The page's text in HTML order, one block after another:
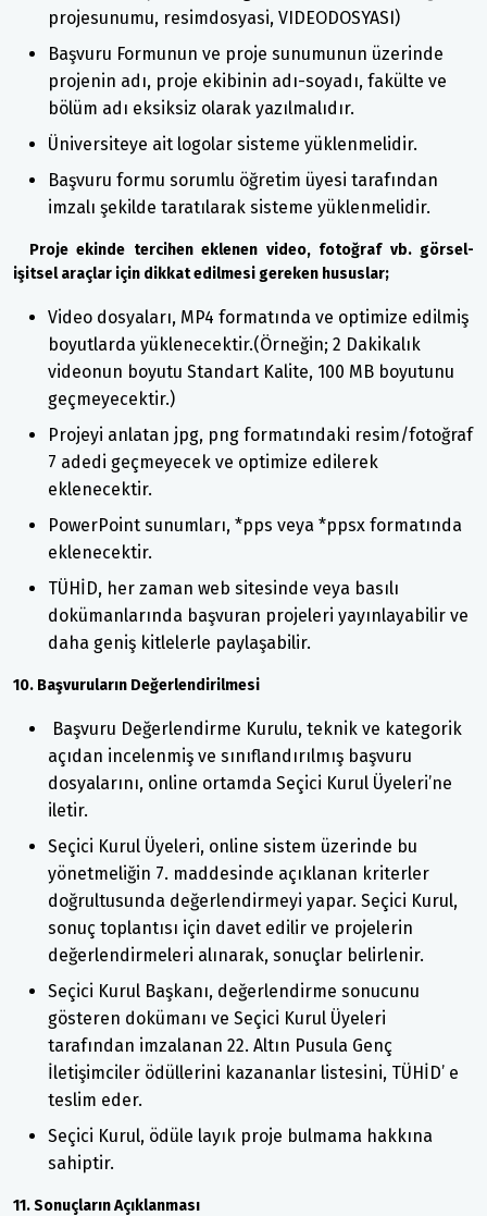
projesunumu, resimdosyasi, VIDEODOSYASI)
Başvuru Formunun ve proje sunumunun üzerinde
projenin adı, proje ekibinin adı-soyadı, fakülte ve
bölüm adı eksiksiz olarak yazılmalıdır.
Üniversiteye ait logolar sisteme yüklenmelidir.
Başvuru formu sorumlu öğretim üyesi tarafından
imzalı şekilde taratılarak sisteme yüklenmelidir.
Proje ekinde tercihen eklenen video, fotoğraf vb. görsel-
işitsel araçlar için dikkat edilmesi gereken hususlar;
Video dosyaları, MP4 formatında ve optimize edilmiş
boyutlarda yüklenecektir.(Örneğin; 2 Dakikalık
videonun boyutu Standart Kalite, 100 MB boyutunu
geçmeyecektir.)
Projeyi anlatan jpg, png formatındaki resim/fotoğraf
7 adedi geçmeyecek ve optimize edilerek
eklenecektir.
PowerPoint sunumları, *pps veya *ppsx formatında
eklenecektir.
TÜHİD, her zaman web sitesinde veya basılı
dokümanlarında başvuran projeleri yayınlayabilir ve
daha geniş kitlelerle paylaşabilir.
10. Başvuruların Değerlendirilmesi
Başvuru Değerlendirme Kurulu, teknik ve kategorik
açıdan incelenmiş ve sınıflandırılmış başvuru
dosyalarını, online ortamda Seçici Kurul Üyeleri’ne
iletir.
Seçici Kurul Üyeleri, online sistem üzerinde bu
yönetmeliğin 7. maddesinde açıklanan kriterler
doğrultusunda değerlendirmeyi yapar. Seçici Kurul,
sonuç toplantısı için davet edilir ve projelerin
değerlendirmeleri alınarak, sonuçlar belirlenir.
Seçici Kurul Başkanı, değerlendirme sonucunu
gösteren dokümanı ve Seçici Kurul Üyeleri
tarafından imzalanan 22. Altın Pusula Genç
İletişimciler ödüllerini kazananlar listesini, TÜHİD’ e
teslim eder.
Seçici Kurul, ödüle layık proje bulmama hakkına
sahiptir.
11. Sonuçların Açıklanması